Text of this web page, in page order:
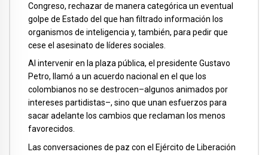
Congreso, rechazar de manera categórica un eventual
golpe de Estado del que han filtrado información los
organismos de inteligencia y, también, para pedir que
cese el asesinato de líderes sociales.
Al intervenir en la plaza pública, el presidente Gustavo
Petro, llamó a un acuerdo nacional en el que los
colombianos no se destrocen–algunos animados por
intereses partidistas–, sino que unan esfuerzos para
sacar adelante los cambios que reclaman los menos
favorecidos.
Las conversaciones de paz con el Ejército de Liberación